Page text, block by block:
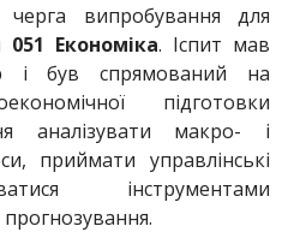
черга випробування для
051 Економіка. Іспит мав
і був спрямований на
підготовки
аналізувати макро- і
приймати управлінські
інструментами